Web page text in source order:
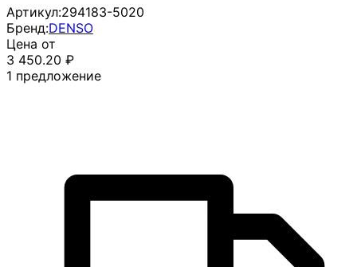
Артикул:294183-5020
Бренд:DENSO
Цена от
3 450.20 ₽
1 предложение